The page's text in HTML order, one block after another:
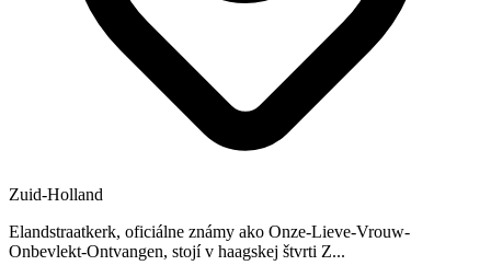
Zuid-Holland
Elandstraatkerk, oficiálne známy ako Onze-Lieve-Vrouw-
Onbevlekt-Ontvangen, stojí v haagskej štvrti Z...